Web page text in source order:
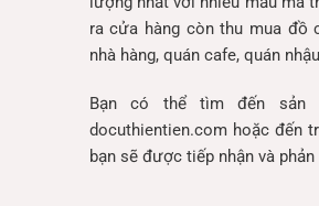
ra cửa hàng còn thu mua đồ
nhà hàng, quán cafe, quán
Bạn có thể tìm đến sản
docuthientien.com hoặc đến
bạn sẽ được tiếp nhận và